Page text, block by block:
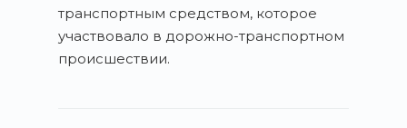
транспортным средством, которое
участвовало в дорожно-транспортном
происшествии.